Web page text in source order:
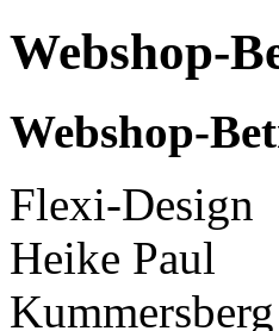
Webshop-
Webshop-
Flexi-Design
Heike Paul